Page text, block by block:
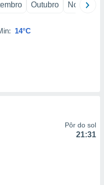
Outubro Novembro
14°C
Pôr do sol
21:31